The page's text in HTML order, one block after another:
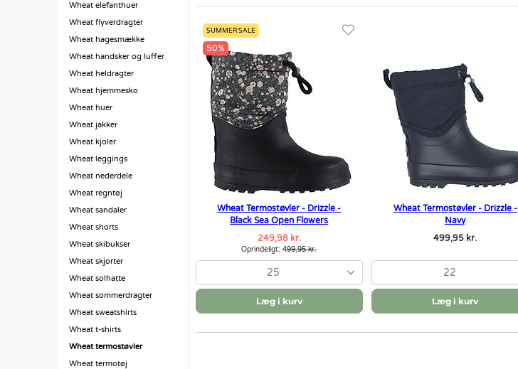
Wheat elefanthuer
Wheat flyverdragter
Wheat hagesmække
Wheat handsker og luffer
Wheat heldragter
Wheat hjemmesko
Wheat huer
Wheat jakker
Wheat kjoler
Wheat leggings
Wheat nederdele
Wheat regntøj
Wheat sandaler
Wheat shorts
Wheat skibukser
Wheat skjorter
Wheat solhatte
Wheat sommerdragter
Wheat sweatshirts
Wheat t-shirts
Wheat termostøvler
Wheat termotøj
SUMMER SALE
50%
Wheat Termostøvler - Drizzle -
Black Sea Open Flowers
249,98 kr.
Oprindeligt:499,95 kr.
25
Læg i kurv
Wheat Termostøvler - Drizzle -
Navy
499,95 kr.
22
Læg i kurv